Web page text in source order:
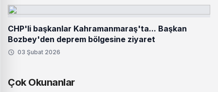
CHP'li başkanlar Kahramanmaraş'ta... Başkan
Bozbey'den deprem bölgesine ziyaret
03 Şubat 2026
Çok Okunanlar